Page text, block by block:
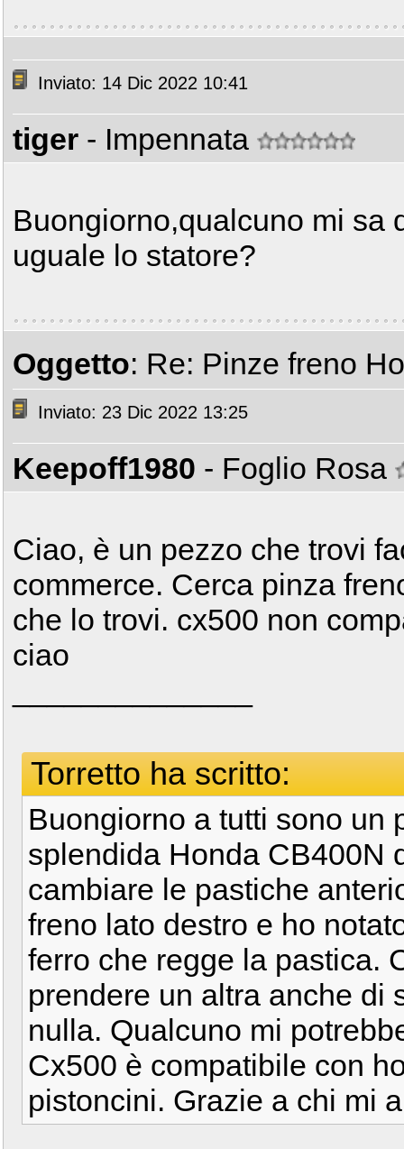
Inviato: 14 Dic 2022 10:41
tiger - Impennata
Buongiorno,qualcuno mi sa
uguale lo statore?
Oggetto: Re: Pinze freno
Inviato: 23 Dic 2022 13:25
Keepoff1980 - Foglio Rosa
Ciao, è un pezzo che trovi
commerce. Cerca pinza
che lo trovi. cx500 non
ciao
Torretto ha scritto:
Buongiorno a tutti sono un
splendida Honda CB400N
cambiare le pastiche
freno lato destro e ho
ferro che regge la pastica.
prendere un altra anche di
nulla. Qualcuno mi
Cx500 è compatibile con
pistoncini. Grazie a chi mi